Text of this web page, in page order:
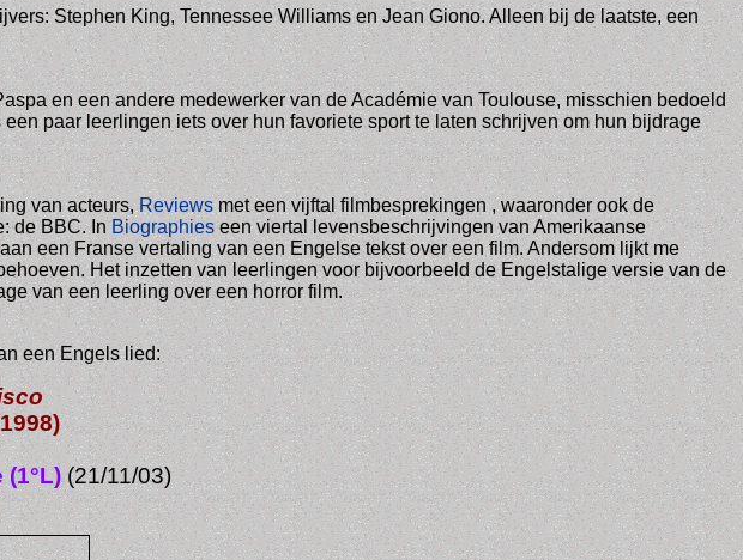
Stephen King, Tennessee Williams en Jean Giono. Alleen bij de laatste, een
en een andere medewerker van de Académie van Toulouse, misschien bedoeld
paar leerlingen iets over hun favoriete sport te laten schrijven om hun bijdrage
van acteurs, Reviewsmet een vijftal filmbesprekingen , waaronder ook de
de BBC. In Biographieseen viertal levensbeschrijvingen van Amerikaanse
een Franse vertaling van een Engelse tekst over een film. Andersom lijkt me
Het inzetten van leerlingen voor bijvoorbeeld de Engelstalige versie van de
van een leerling over een horror film.
een Engels lied:
(21/11/03)